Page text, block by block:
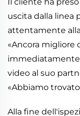
uscita dalla linea
attentamente
«Ancora migliore
video al suo
«Abbiamo
Alla fine